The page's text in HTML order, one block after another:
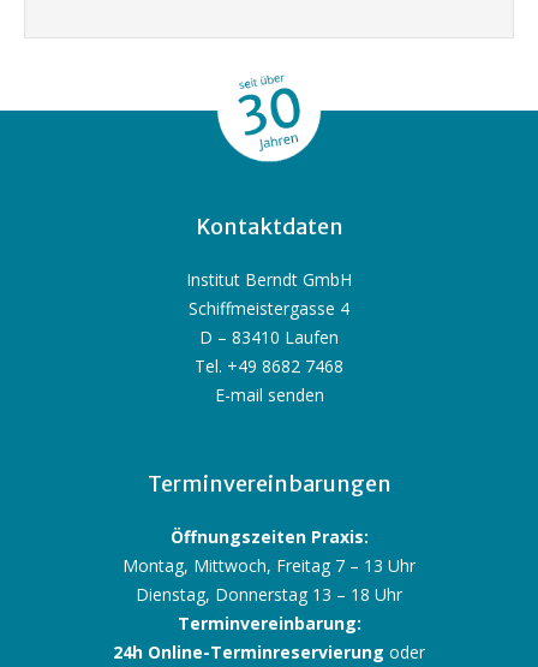
Kontaktdaten
Institut Berndt GmbH
Schiffmeistergasse 4
D – 83410 Laufen
Tel. +49 8682 7468
E-mail senden
Terminvereinbarungen
Öffnungszeiten Praxis:
Montag, Mittwoch, Freitag 7 – 13 Uhr
Dienstag, Donnerstag 13 – 18 Uhr
Terminvereinbarung:
24h Online-Terminreservierung oder